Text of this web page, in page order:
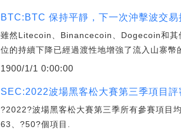
BTC:BTC 保持平靜，下一次沖擊波交易
雖然Litecoin、Binancecoin、Dogecoin和其
位的持續下降已經過渡性地增強了流入山寨幣
1900/1/1 0:00:00
SEC:2022波場黑客松大賽第三季項目
?2022?波場黑客松大賽第三季所有參賽項目
63、?50?個項目.